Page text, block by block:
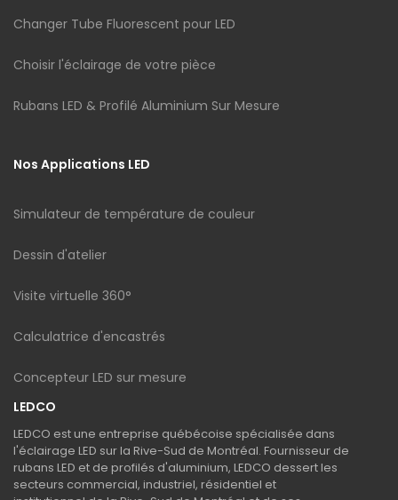
Changer Tube Fluorescent pour LED
Choisir l'éclairage de votre pièce
Rubans LED & Profilé Aluminium Sur Mesure
Nos Applications LED
Simulateur de température de couleur
Dessin d'atelier
Visite virtuelle 360°
Calculatrice d'encastrés
Concepteur LED sur mesure
LEDCO
LEDCO est une entreprise québécoise spécialisée dans
l'éclairage LED sur la Rive-Sud de Montréal. Fournisseur de
rubans LED et de profilés d'aluminium, LEDCO dessert les
secteurs commercial, industriel, résidentiel et